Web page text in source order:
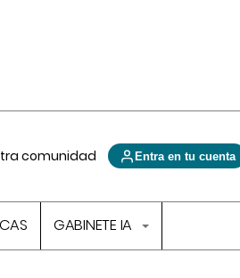
comunidad Entra en tu cuenta
GABINETE IA